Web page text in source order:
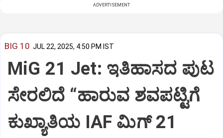
ADVERTISEMENT
BIG 10 JUL 22, 2025, 4:50 PM IST
MiG 21 Jet: ಇತಿಹಾಸದ ಪುಟ
ಸೇರಲಿದೆ “ಹಾರುವ ಶವಪಟ್ಟಿಗೆ
ಕುಖ್ಯಾತಿಯ IAF ಮಿಗ್‌ 21